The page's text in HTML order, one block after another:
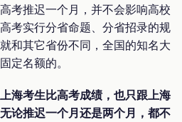
考推迟一个月，并不会影响高校
考实行分省命题、分省招录的规
和其它省份不同，全国的知名大
定名额的。
海考生比高考成绩，也只跟上海
论推迟一个月还是两个月，都不